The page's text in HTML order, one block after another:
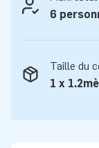
6
Taille du
1 x